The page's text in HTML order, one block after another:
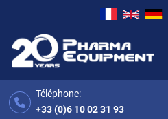
Téléphone:
+33 (0)6 10 02 31 93